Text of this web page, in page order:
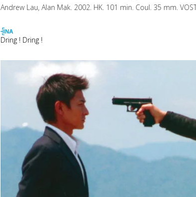
Andrew Lau, Alan Mak. 2002. HK. 101 min. Coul. 35 mm.
Dring ! Dring !